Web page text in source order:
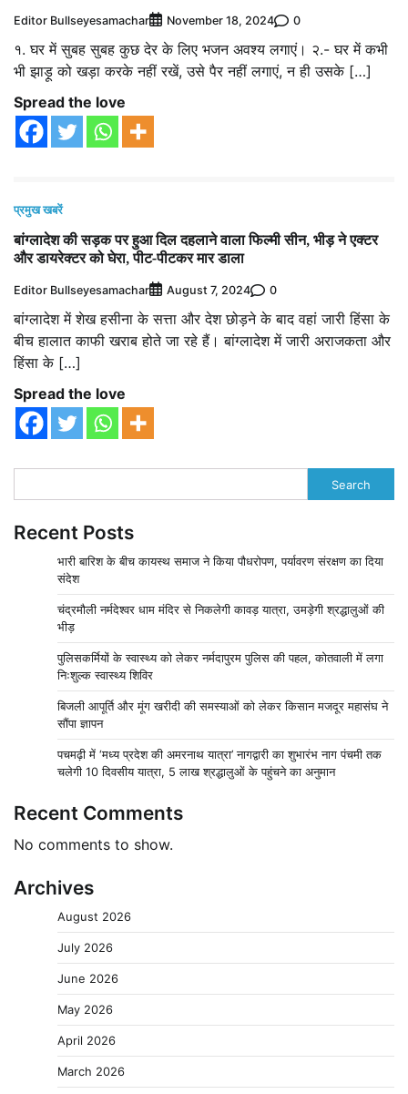
Editor Bullseyesamachar November 18, 2024 0
१. घर में सुबह सुबह कुछ देर के लिए भजन अवश्य लगाएं। २.- घर में कभी
भी झाड़ू को खड़ा करके नहीं रखें, उसे पैर नहीं लगाएं, न ही उसके […]
Spread the love
प्रमुख खबरें
बांग्लादेश की सड़क पर हुआ दिल दहलाने वाला फिल्मी सीन, भीड़ ने एक्टर
और डायरेक्टर को घेरा, पीट-पीटकर मार डाला
Editor Bullseyesamachar August 7, 2024 0
बांग्लादेश में शेख हसीना के सत्ता और देश छोड़ने के बाद वहां जारी हिंसा के
बीच हालात काफी खराब होते जा रहे हैं। बांग्लादेश में जारी अराजकता और
हिंसा के […]
Spread the love
Search
Recent Posts
भारी बारिश के बीच कायस्थ समाज ने किया पौधरोपण, पर्यावरण संरक्षण का दिया
संदेश
चंद्रमौली नर्मदेश्वर धाम मंदिर से निकलेगी कावड़ यात्रा, उमड़ेगी श्रद्धालुओं की
भीड़
पुलिसकर्मियों के स्वास्थ्य को लेकर नर्मदापुरम पुलिस की पहल, कोतवाली में लगा
निःशुल्क स्वास्थ्य शिविर
बिजली आपूर्ति और मूंग खरीदी की समस्याओं को लेकर किसान मजदूर महासंघ ने
सौंपा ज्ञापन
पचमढ़ी में ‘मध्य प्रदेश की अमरनाथ यात्रा’ नागद्वारी का शुभारंभ नाग पंचमी तक
चलेगी 10 दिवसीय यात्रा, 5 लाख श्रद्धालुओं के पहुंचने का अनुमान
Recent Comments
No comments to show.
Archives
August 2026
July 2026
June 2026
May 2026
April 2026
March 2026